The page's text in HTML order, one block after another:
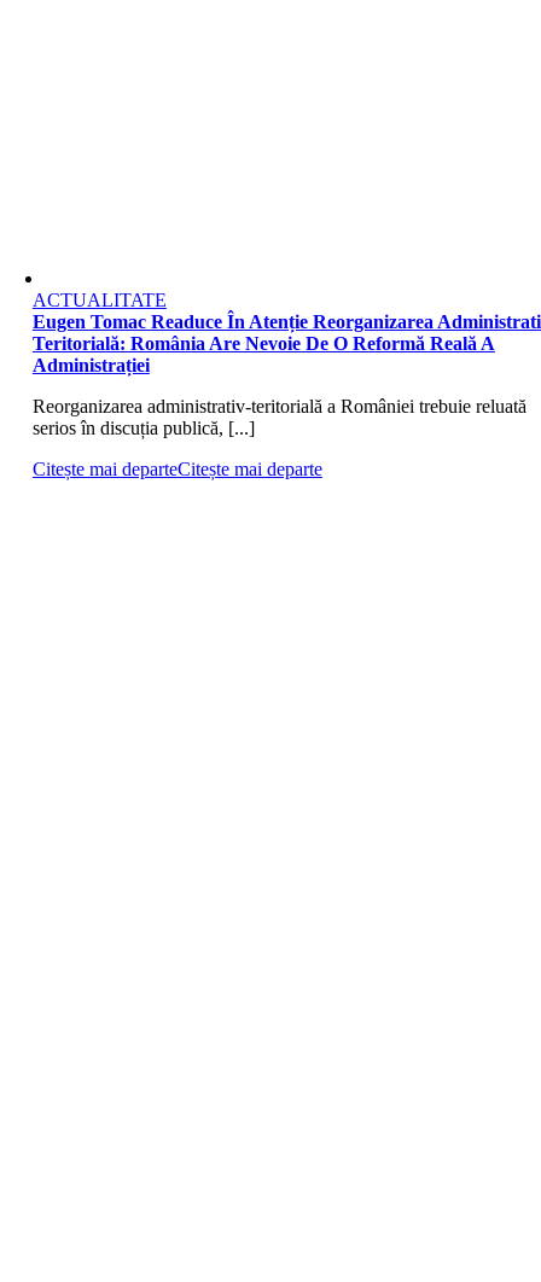
ACTUALITATE
Eugen Tomac Readuce În Atenție Reorganizarea
Teritorială: România Are Nevoie De O Reformă Reală A
Administrației
Reorganizarea administrativ-teritorială a României trebuie reluată
serios în discuția publică, [...]
Citește mai departeCitește mai departe